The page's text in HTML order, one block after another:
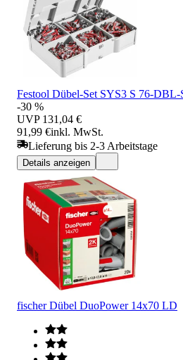
Festool Dübel-Set SYS3 S 76-DBL-
-30 %
UVP 131,04 €
91,99 €inkl. MwSt.
Lieferung bis 2-3 Arbeitstage
Details anzeigen
fischer Dübel DuoPower 14x70 LD